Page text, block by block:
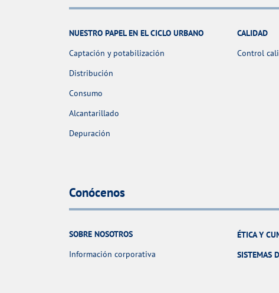
NUESTRO PAPEL EN EL CICLO URBANO
Captación y potabilización
Distribución
Consumo
Alcantarillado
Depuración
CALIDAD
Control
Conócenos
SOBRE NOSOTROS
Información corporativa
ÉTICA Y
SISTEMAS